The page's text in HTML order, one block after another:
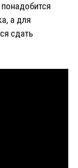
а для
сдать